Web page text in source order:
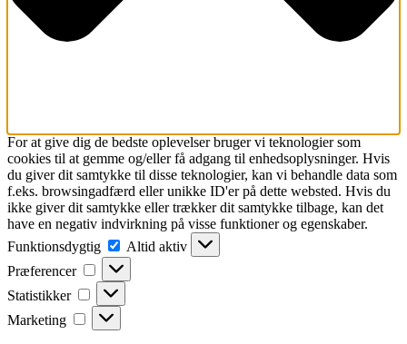
For at give dig de bedste oplevelser bruger vi teknologier som
cookies til at gemme og/eller få adgang til enhedsoplysninger. Hvis
du giver dit samtykke til disse teknologier, kan vi behandle data som
f.eks. browsingadfærd eller unikke ID'er på dette websted. Hvis du
ikke giver dit samtykke eller trækker dit samtykke tilbage, kan det
have en negativ indvirkning på visse funktioner og egenskaber.
Funktionsdygtig
Funktionsdygtig
Altid aktiv
Præferencer
Præferencer
Statistikker Statistikker
Marketing Marketing